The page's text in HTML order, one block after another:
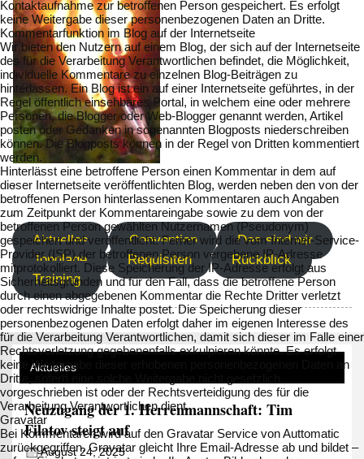
.
.
Aktuelles Convention
Das sind wir
Jonglage
Requisiten
Rückblick
Training
Aktuelles
Neuzugang der 1. Herrenmannschaft: Tim
Filatov steigt auf
August 24, 2025
Kontaktaufnahme zur betroffenen Person gespeichert. Es erfolgt
keine Weitergabe dieser personenbezogenen Daten an Dritte.
Kommentarfunktion im Blog auf der Internetseite
Wir bieten den Nutzern auf einem Blog, der sich auf der Internetseite
des für die Verarbeitung Verantwortlichen befindet, die Möglichkeit,
individuelle Kommentare zu einzelnen Blog-Beiträgen zu
hinterlassen. Ein Blog ist ein auf einer Internetseite geführtes, in der
Regel öffentlich einsehbares Portal, in welchem eine oder mehrere
Personen, die Blogger oder Web-Blogger genannt werden, Artikel
posten oder Gedanken in sogenannten Blogposts niederschreiben
können. Die Blogposts können in der Regel von Dritten kommentiert
werden.
Hinterlässt eine betroffene Person einen Kommentar in dem auf
dieser Internetseite veröffentlichten Blog, werden neben den von der
betroffenen Person hinterlassenen Kommentaren auch Angaben
zum Zeitpunkt der Kommentareingabe sowie zu dem von der
betroffenen Person gewählten Nutzernamen (Pseudonym)
gespeichert und veröffentlicht. Ferner wird die vom Internet-Service-
Provider (ISP) der betroffenen Person vergebene IP-Adresse
mitprotokolliert. Diese Speicherung der IP-Adresse erfolgt aus
Sicherheitsgründen und für den Fall, dass die betroffene Person
durch einen abgegebenen Kommentar die Rechte Dritter verletzt
oder rechtswidrige Inhalte postet. Die Speicherung dieser
personenbezogenen Daten erfolgt daher im eigenen Interesse des
für die Verarbeitung Verantwortlichen, damit sich dieser im Falle einer
Rechtsverletzung gegebenenfalls exkulpieren könnte. Es erfolgt
keine Weitergabe dieser erhobenen personenbezogenen Daten an
Dritte, sofern eine solche Weitergabe nicht gesetzlich
vorgeschrieben ist oder der Rechtsverteidigung des für die
Verarbeitung Verantwortlichen dient.
Gravatar
Bei Kommentaren wird auf den Gravatar Service von Auttomatic
zurückgegriffen. Gravatar gleicht Ihre Email-Adresse ab und bildet –